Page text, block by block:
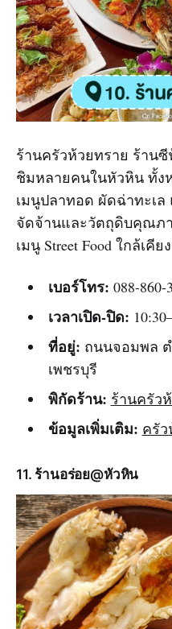
ร้านครัวห้วยทราย ร้าน
ชิมหลายคนในหัวหิน ทั้ง
เมนูปลาทอด ผัดฉ่าทะเล
จัดจ้านและวัตถุดิบคุณภา
เมนู Street Food ใกล้เคียง
เบอร์โทร: 088-860-
เวลาเปิด-ปิด:
ที่อยู่: ถนนจอมพล
เพชรบุรี
พิกัดร้าน: ร้านครัว
ข้อมูลเพิ่มเติม: ครั
11. ร้านอร่อย@หัวหิน